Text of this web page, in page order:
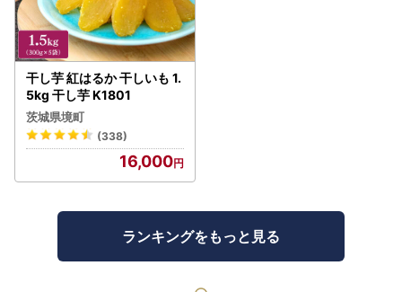
干し芋 紅はるか 干しいも 1.
5kg 干し芋 K1801
茨城県境町
(338)
16,000
ランキングをもっと見る